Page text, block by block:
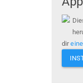
dir